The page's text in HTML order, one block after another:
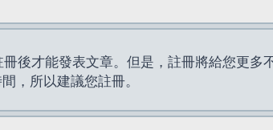
後才能發表文章。但是，註冊將給您更
，所以建議您註冊。